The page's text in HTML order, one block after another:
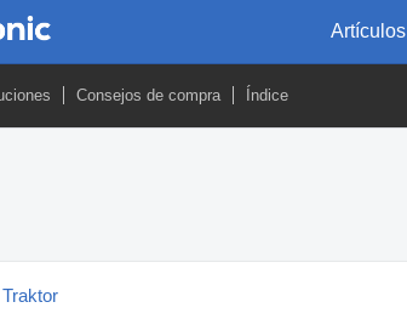
Artículos
Consejos de compra Índice
Traktor